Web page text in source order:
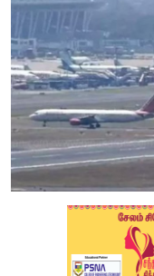
Weather
Politics